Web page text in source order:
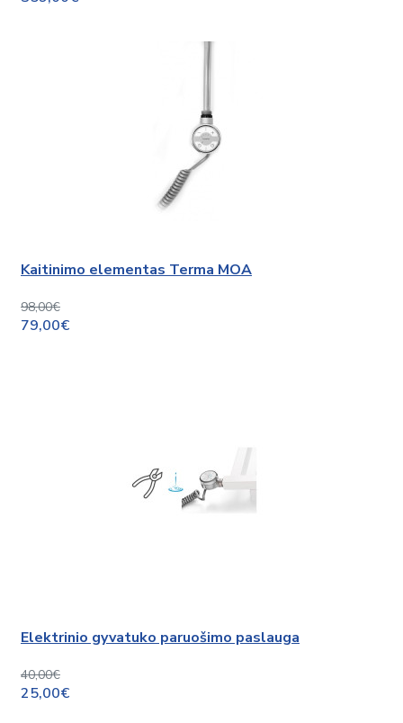
Kaitinimo elementas Terma MOA
98,00€
79,00€
Elektrinio gyvatuko paruošimo paslauga
40,00€
25,00€